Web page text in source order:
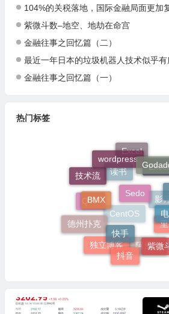
104%的关税落地，国际金融局面更加
紫微斗数–地空、地劫在命宫
金融往事之回忆篇（二）
最近一年日本的垃圾机器人技术似乎有
金融往事之回忆篇（一）
热门标签
读书
Excel
影
CentOS
QTP
技术流
wordpress
阿里云
独立博客
德州扑克
BMX
Sedo
紫微
抖音
快手